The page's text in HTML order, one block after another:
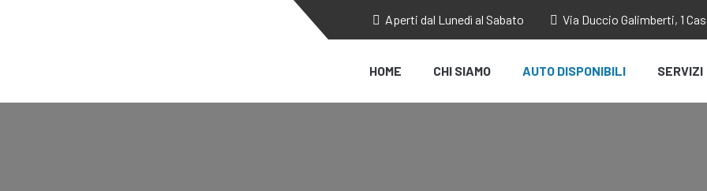
Aperti dal Lunedì al Sabato Via Duccio Galimberti, 1
HOME CHI SIAMO AUTO DISPONIBILI SERVIZI